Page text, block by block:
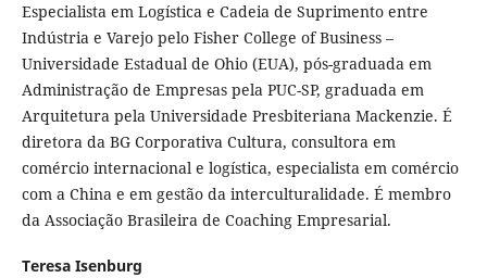
Especialista em Logística e Cadeia de Suprimento entre
Indústria e Varejo pelo Fisher College of Business –
Universidade Estadual de Ohio (EUA), pós-graduada em
Administração de Empresas pela PUC-SP, graduada em
Arquitetura pela Universidade Presbiteriana Mackenzie. É
diretora da BG Corporativa Cultura, consultora em
comércio internacional e logística, especialista em comércio
com a China e em gestão da interculturalidade. É membro
da Associação Brasileira de Coaching Empresarial.
Teresa Isenburg